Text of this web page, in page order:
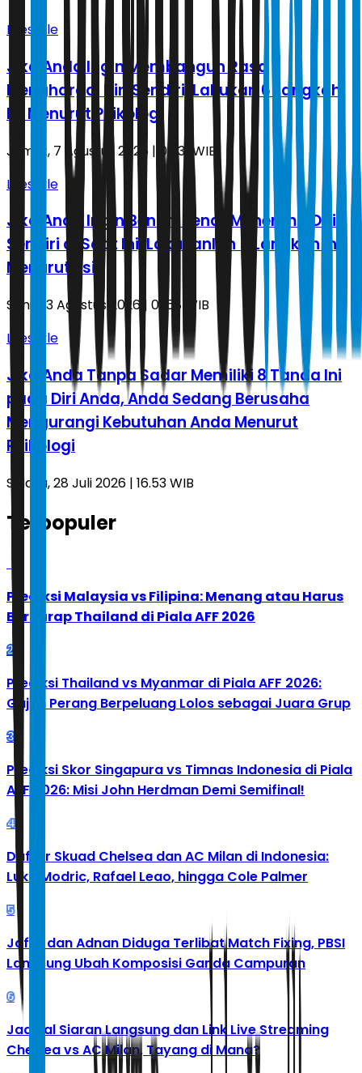
Lifestyle
Jika Anda Ingin Membangun Rasa
Menghargai Diri Sendiri, Lakukan 6 Langkah
Ini Menurut Psikologi
Jumat, 7 Agustus 2026 | 05.31 WIB
Lifestyle
Jika Anda Ingin Benar-Benar Menerima Diri
Sendiri di Saat Ini, Lakukanlah 5 Langkah Ini
Menurut Psik
Senin, 3 Agustus 2026 | 01.58 WIB
Lifestyle
Jika Anda Tanpa Sadar Memiliki 8 Tanda Ini
pada Diri Anda, Anda Sedang Berusaha
Mengurangi Kebutuhan Anda Menurut
Psikologi
Selasa, 28 Juli 2026 | 16.53 WIB
Terpopuler
Prediksi Malaysia vs Filipina: Menang atau Harus
Berharap Thailand di Piala AFF 2026
2
Prediksi Thailand vs Myanmar di Piala AFF 2026:
Gajah Perang Berpeluang Lolos sebagai Juara Grup
3
Prediksi Skor Singapura vs Timnas Indonesia di Piala
AFF 2026: Misi John Herdman Demi Semifinal!
4
Daftar Skuad Chelsea dan AC Milan di Indonesia:
Luka Modric, Rafael Leao, hingga Cole Palmer
5
Jafar dan Adnan Diduga Terlibat Match Fixing, PBSI
Langsung Ubah Komposisi Ganda Campuran
6
Jadwal Siaran Langsung dan Link Live Streaming
Chelsea vs AC Milan, Tayang di Mana?